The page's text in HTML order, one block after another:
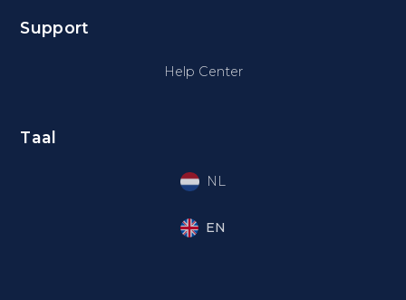
Support
Help Center
Taal
NL
EN